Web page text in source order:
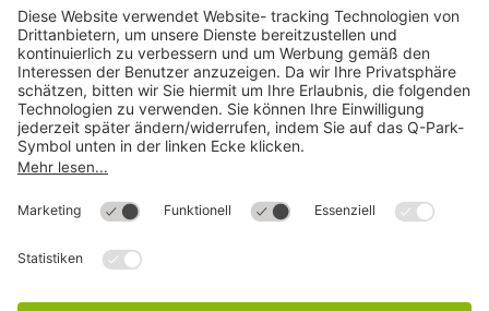
Download
Cookie Informationen
©